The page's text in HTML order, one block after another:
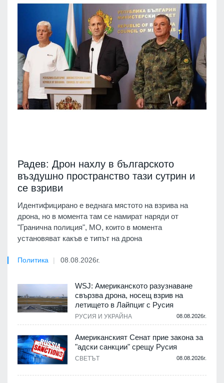
Радев: Дрон нахлу в българското
въздушно пространство тази сутрин и
се взриви
Идентифицирано е веднага мястото на взрива на
дрона, но в момента там се намират наряди от
"Гранична полиция", МО, които в момента
установяват какъв е типът на дрона
Политика 08.08.2026г.
WSJ: Американското разузнаване
свързва дрона, носещ взрив на
летището в Лайпциг с Русия
РУСИЯ И УКРАЙНА 08.08.2026г.
Американският Сенат прие закона за
"адски санкции" срещу Русия
СВЕТЪТ 08.08.2026г.